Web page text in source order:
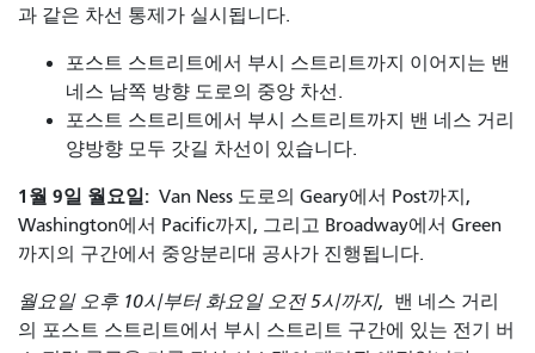
과 같은 차선 통제가 실시됩니다.
포스트 스트리트에서 부시 스트리트까지 이어지는 밴
네스 남쪽 방향 도로의 중앙 차선.
포스트 스트리트에서 부시 스트리트까지 밴 네스 거리
양방향 모두 갓길 차선이 있습니다.
1월 9일 월요일: Van Ness 도로의 Geary에서 Post까지,
Washington에서 Pacific까지, 그리고 Broadway에서 Green
까지의 구간에서 중앙분리대 공사가 진행됩니다.
월요일 오후 10시부터 화요일 오전 5시까지,
밴 네스 거리
의 포스트 스트리트에서 부시 스트리트 구간에 있는 전기 버